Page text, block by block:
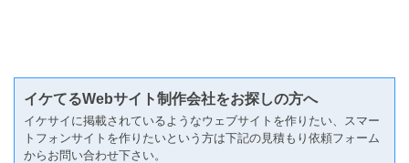
イケてるWebサイト制作会社をお探しの方へ
イケサイに掲載されているようなウェブサイトを作りたい、スマー
トフォンサイトを作りたいという方は下記の見積もり依頼フォーム
からお問い合わせ下さい。